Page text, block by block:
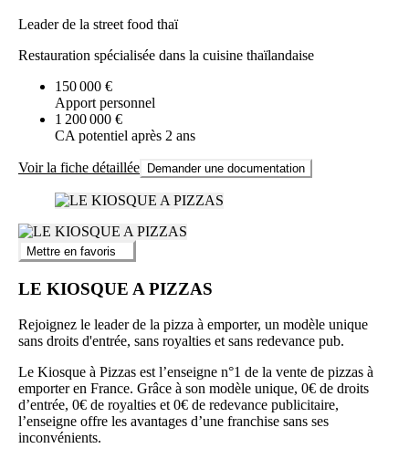
Leader de la street food thaï
Restauration spécialisée dans la cuisine thaïlandaise
150 000 €
Apport personnel
1 200 000 €
CA potentiel après 2 ans
Voir la fiche détaillée Demander une documentation
Mettre en favoris
LE KIOSQUE A PIZZAS
Rejoignez le leader de la pizza à emporter, un modèle unique
sans droits d'entrée, sans royalties et sans redevance pub.
Le Kiosque à Pizzas est l’enseigne n°1 de la vente de pizzas à
emporter en France. Grâce à son modèle unique, 0€ de droits
d’entrée, 0€ de royalties et 0€ de redevance publicitaire,
l’enseigne offre les avantages d’une franchise sans ses
inconvénients.